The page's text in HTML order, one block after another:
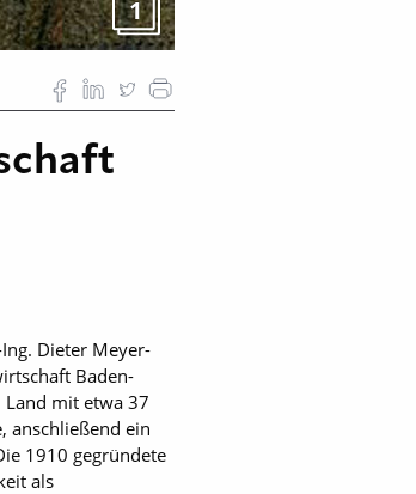
1
Dieter Meyer-
Baden-
mit etwa 37
anschließend ein
1910 gegründete
als